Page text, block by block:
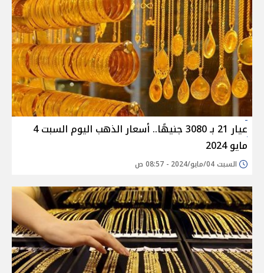
عيار 21 بـ 3080 جنيهًا.. أسعار الذهب اليوم السبت 4
مايو 2024
السبت 04/مايو/2024 - 08:57 ص